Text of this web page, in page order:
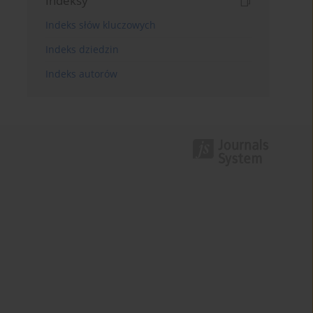
Indeks słów kluczowych
Indeks dziedzin
Indeks autorów